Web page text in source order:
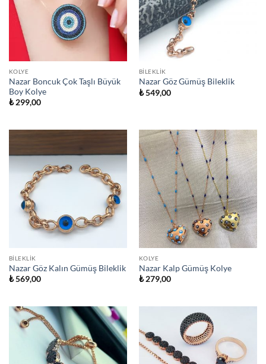
KOLYE
Nazar Boncuk Çok Taşlı Büyük
Boy Kolye
₺299,00
BILEKLIK
Nazar Göz Gümüş Bileklik
₺549,00
BILEKLIK
Nazar Göz Kalın Gümüş Bileklik
₺569,00
KOLYE
Nazar Kalp Gümüş Kolye
₺279,00